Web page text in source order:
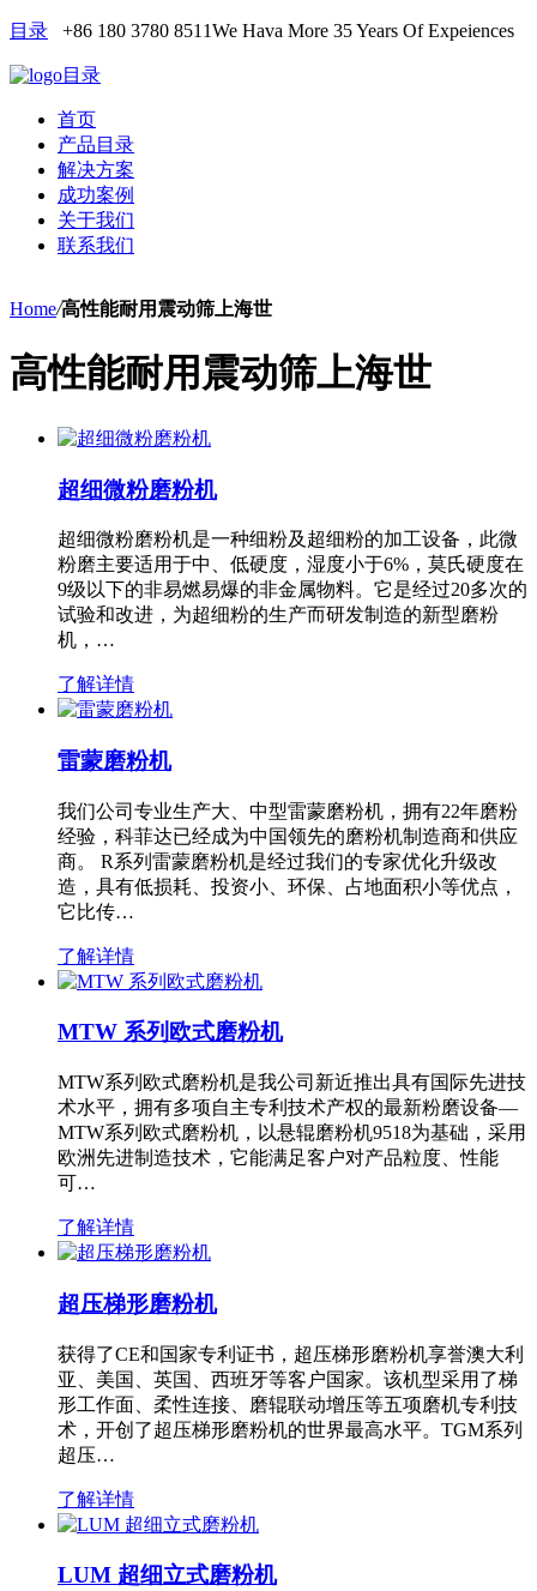
目录 +86 180 3780 8511We Hava More 35 Years Of Expeiences
目录
首页
产品目录
解决方案
成功案例
关于我们
联系我们
Home/高性能耐用震动筛上海世
高性能耐用震动筛上海世
超细微粉磨粉机
超细微粉磨粉机是一种细粉及超细粉的加工设备，此微
粉磨主要适用于中、低硬度，湿度小于6%，莫氏硬度在
9级以下的非易燃易爆的非金属物料。它是经过20多次的
试验和改进，为超细粉的生产而研发制造的新型磨粉
机，…
了解详情
雷蒙磨粉机
我们公司专业生产大、中型雷蒙磨粉机，拥有22年磨粉
经验，科菲达已经成为中国领先的磨粉机制造商和供应
商。 R系列雷蒙磨粉机是经过我们的专家优化升级改
造，具有低损耗、投资小、环保、占地面积小等优点，
它比传…
了解详情
MTW 系列欧式磨粉机
MTW系列欧式磨粉机是我公司新近推出具有国际先进技
术水平，拥有多项自主专利技术产权的最新粉磨设备—
MTW系列欧式磨粉机，以悬辊磨粉机9518为基础，采用
欧洲先进制造技术，它能满足客户对产品粒度、性能
可…
了解详情
超压梯形磨粉机
获得了CE和国家专利证书，超压梯形磨粉机享誉澳大利
亚、美国、英国、西班牙等客户国家。该机型采用了梯
形工作面、柔性连接、磨辊联动增压等五项磨机专利技
术，开创了超压梯形磨粉机的世界最高水平。TGM系列
超压…
了解详情
LUM 超细立式磨粉机